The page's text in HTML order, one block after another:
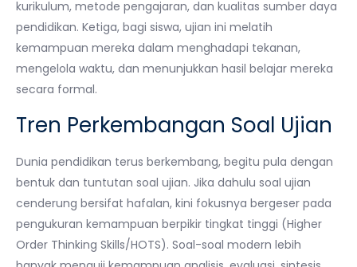
kurikulum, metode pengajaran, dan kualitas sumber daya
pendidikan. Ketiga, bagi siswa, ujian ini melatih
kemampuan mereka dalam menghadapi tekanan,
mengelola waktu, dan menunjukkan hasil belajar mereka
secara formal.
Tren Perkembangan Soal Ujian
Dunia pendidikan terus berkembang, begitu pula dengan
bentuk dan tuntutan soal ujian. Jika dahulu soal ujian
cenderung bersifat hafalan, kini fokusnya bergeser pada
pengukuran kemampuan berpikir tingkat tinggi (Higher
Order Thinking Skills/HOTS). Soal-soal modern lebih